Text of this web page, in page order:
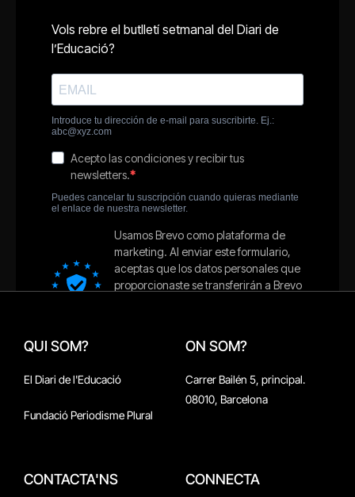
QUI SOM?
El Diari de l'Educació
Fundació Periodisme Plural
ON SOM?
Carrer Bailén 5, principal.
08010, Barcelona
CONTACTA'NS CONNECTA